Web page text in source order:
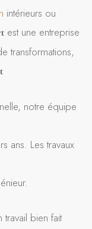
intérieurs ou
est une entreprise
transformations,
notre équipe
ans. Les travaux
travail bien fait